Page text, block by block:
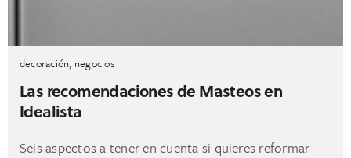
decoración, negocios
Las recomendaciones de Masteos en
Idealista
Seis aspectos a tener en cuenta si quieres reformar